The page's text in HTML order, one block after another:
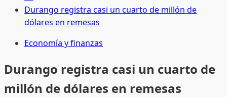
Durango registra casi un cuarto de millón de
dólares en remesas
Economía y finanzas
Durango registra casi un cuarto de
millón de dólares en remesas